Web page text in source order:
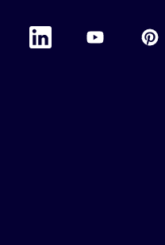
Accor Youtube
Linkedin